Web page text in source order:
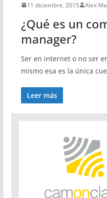
11 diciembre, 2015 Alex
¿Qué es un
manager?
Ser en internet o no ser
mismo esa es la única
Leer más